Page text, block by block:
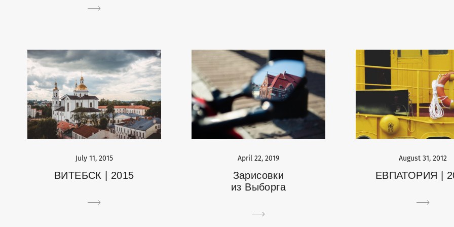
July 11, 2015
ВИТЕБСК | 2015
April 22, 2019
Зарисовки
из Выборга
August 31, 2012
ЕВПАТОРИЯ |